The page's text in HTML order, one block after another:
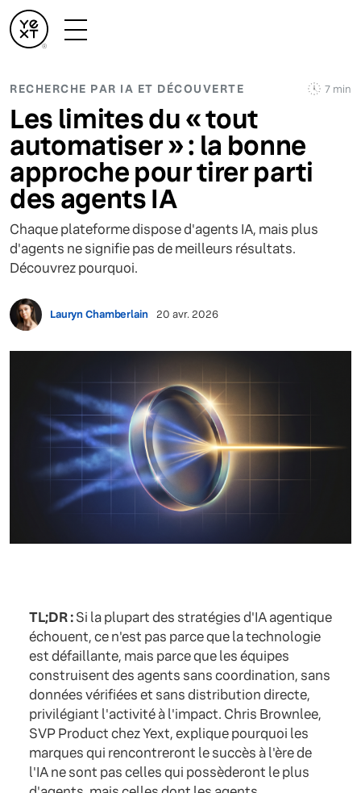
RECHERCHE PAR IA ET DÉCOUVERTE 7 min
Les limites du « tout
automatiser » : la bonne
approche pour tirer parti
des agents IA
Chaque plateforme dispose d'agents IA, mais plus
d'agents ne signifie pas de meilleurs résultats.
Découvrez pourquoi.
Lauryn Chamberlain 20 avr. 2026
TL;DR :Si la plupart des stratégies d'IA agentique
échouent, ce n'est pas parce que la technologie
est défaillante, mais parce que les équipes
construisent des agents sans coordination, sans
données vérifiées et sans distribution directe,
privilégiant l'activité à l'impact. Chris Brownlee,
SVP Product chez Yext, explique pourquoi les
marques qui rencontreront le succès à l'ère de
l'IA ne sont pas celles qui possèderont le plus